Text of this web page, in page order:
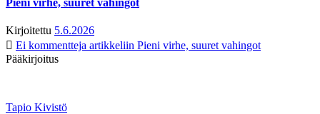
Kirjoitettu 5.6.2026
Ei kommentteja artikkeliin Pieni virhe, suuret vahingot
Pääkirjoitus
Tapio Kivistö